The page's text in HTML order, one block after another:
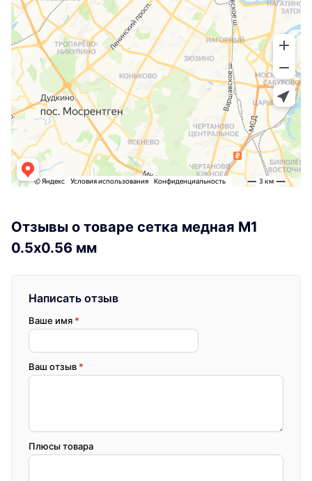
Отзывы о товаре сетка медная М1
0.5х0.56 мм
Написать отзыв
Ваше имя *
Ваш отзыв *
Плюсы товара